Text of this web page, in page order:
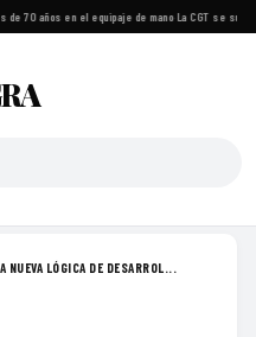
70 años en el equipaje de mano·La CGT se suma
NUEVA LÓGICA DE DESARROL...